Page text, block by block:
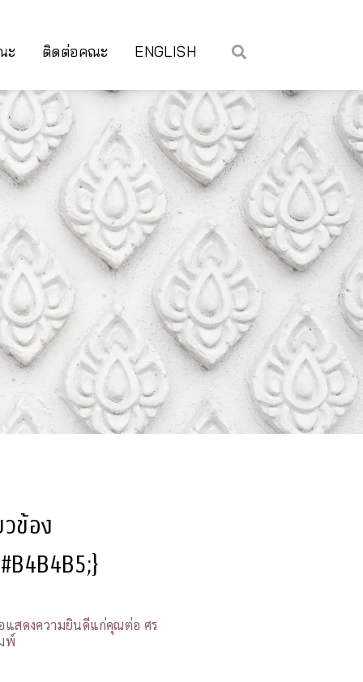
ะ ติดต่อคณะ ENGLISH
ข้อง
แสดงความยินดีแก่คุณต่อ ศร
พ์